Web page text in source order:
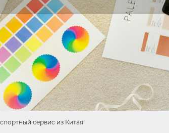
сервис из Китая